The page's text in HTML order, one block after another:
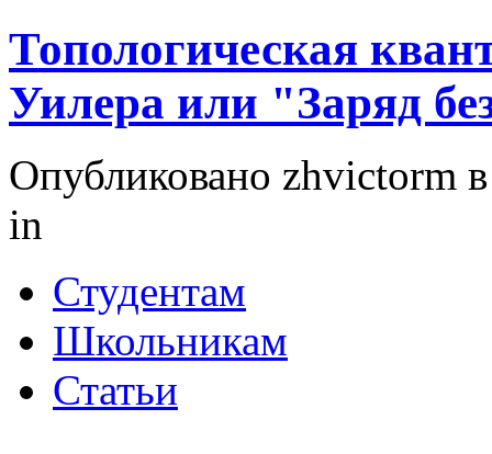
Топологическая
Уилера или "Заряд
Опубликовано zhvictorm
in
Студентам
Школьникам
Статьи